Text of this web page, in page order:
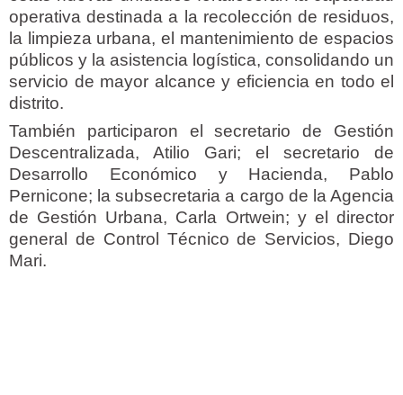
operativa destinada a la recolección de residuos,
la limpieza urbana, el mantenimiento de espacios
públicos y la asistencia logística, consolidando un
servicio de mayor alcance y eficiencia en todo el
distrito.
También participaron el secretario de Gestión
Descentralizada, Atilio Gari; el secretario de
Desarrollo Económico y Hacienda, Pablo
Pernicone; la subsecretaria a cargo de la Agencia
de Gestión Urbana, Carla Ortwein; y el director
general de Control Técnico de Servicios, Diego
Mari.